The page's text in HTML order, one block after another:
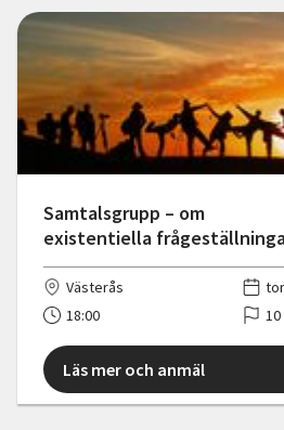
Samtalsgrupp – om
existentiella
Västerås
18:00
Läs mer och anmäl